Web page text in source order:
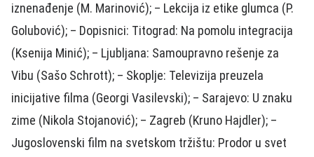
iznenađenje (M. Marinović); – Lekcija iz etike glumca (P.
Golubović); – Dopisnici: Titograd: Na pomolu integracija
(Ksenija Minić); – Ljubljana: Samoupravno rešenje za
Vibu (Sašo Schrott); – Skoplje: Televizija preuzela
inicijative filma (Georgi Vasilevski); – Sarajevo: U znaku
zime (Nikola Stojanović); – Zagreb (Kruno Hajdler); –
Jugoslovenski film na svetskom tržištu: Prodor u svet